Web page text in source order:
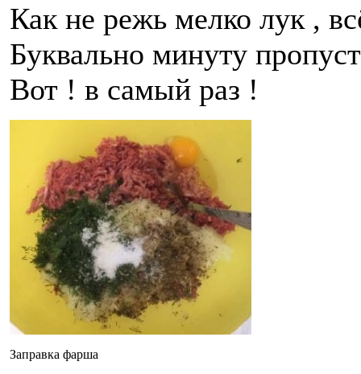
Как не режь мелко лук ,
Буквально минуту
Вот ! в самый раз !
Заправка фарша